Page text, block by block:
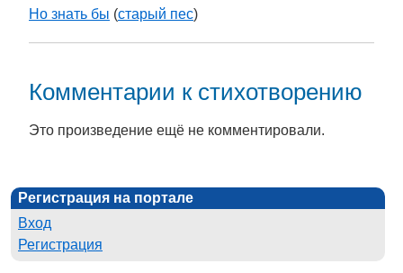
Но знать бы (старый пес)
Комментарии к стихотворению
Это произведение ещё не комментировали.
Регистрация на портале
Вход
Регистрация